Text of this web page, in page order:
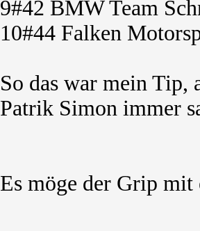
9#42 BMW Team
10#44 Falken
So das war mein Tip,
Patrik Simon immer
Es möge der Grip mit